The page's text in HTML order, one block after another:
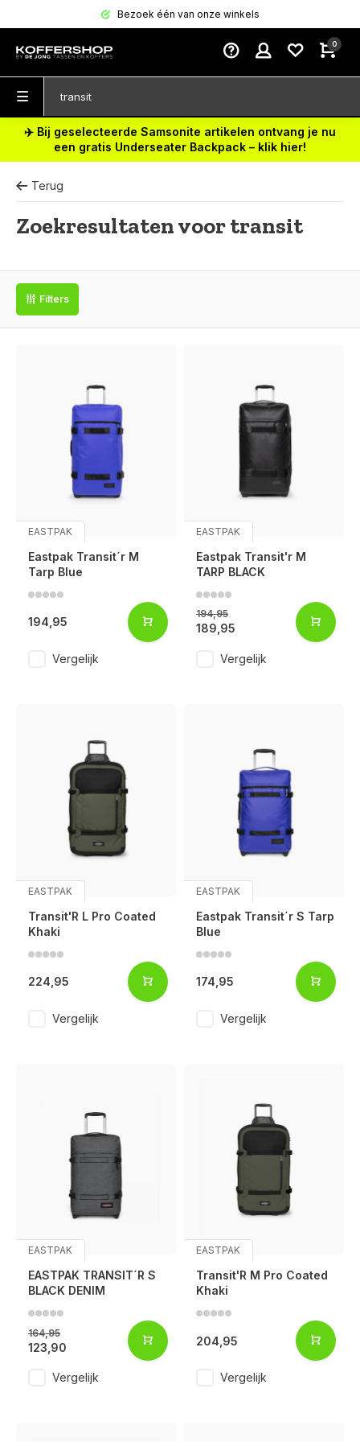
Bezoek één van onze winkels
Voor 17:00 besteld, is vandaag verzonden (ma-vr)
0
✈️ Bij geselecteerde Samsonite artikelen ontvang je nu
een gratis Underseater Backpack – klik hier!
Terug
Zoekresultaten voor transit
Filters
EASTPAK
Eastpak Transit´r M
Tarp Blue
194,95
Vergelijk
EASTPAK
Eastpak Transit'r M
TARP BLACK
194,95
189,95
Vergelijk
EASTPAK
Transit'R L Pro Coated
Khaki
224,95
Vergelijk
EASTPAK
Eastpak Transit´r S Tarp
Blue
174,95
Vergelijk
EASTPAK
EASTPAK TRANSIT´R S
BLACK DENIM
164,95
123,90
Vergelijk
EASTPAK
Transit'R M Pro Coated
Khaki
204,95
Vergelijk